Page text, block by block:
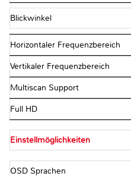
Blickwinkel
Horizontaler Frequenzbereich
Vertikaler Frequenzbereich
Multiscan Support
Full HD
Einstellmöglichkeiten
OSD Sprachen